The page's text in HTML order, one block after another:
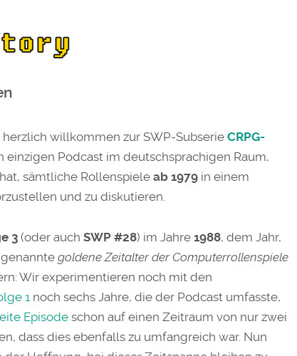
willkommen zur SWP-Subserie CRPG-
Podcast im deutschsprachigen Raum,
sämtliche Rollenspiele ab 1979in einem
und zu diskutieren.
3(oder auch SWP #28) im Jahre 1988, dem Jahr,
goldene Zeitalter der Computerrollenspiele
Wir experimentieren noch mit den
1noch sechs Jahre, die der Podcast umfasste,
Episodeschon auf einen Zeitraum von nur zwei
dass dies ebenfalls zu umfangreich war. Nun